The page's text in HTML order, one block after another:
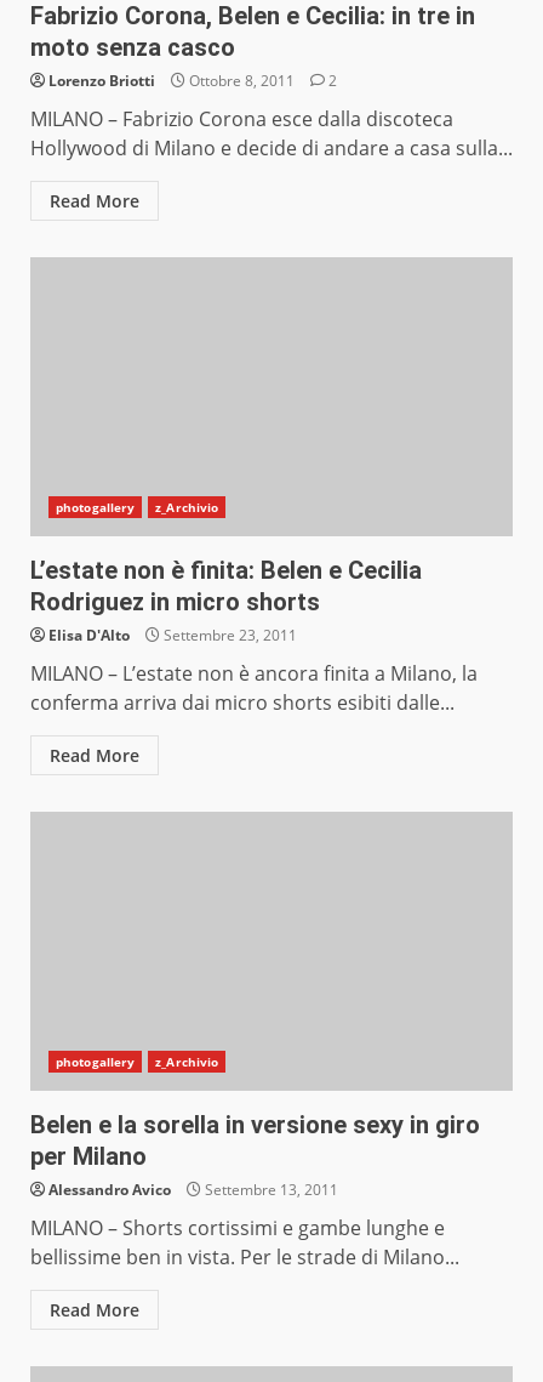
Fabrizio Corona, Belen e Cecilia: in tre in
moto senza casco
Lorenzo Briotti Ottobre 8, 2011 2
MILANO – Fabrizio Corona esce dalla discoteca
Hollywood di Milano e decide di andare a casa sulla...
Read More
photogallery z_Archivio
L’estate non è finita: Belen e Cecilia
Rodriguez in micro shorts
Elisa D'Alto Settembre 23, 2011
MILANO – L’estate non è ancora finita a Milano, la
conferma arriva dai micro shorts esibiti dalle...
Read More
photogallery z_Archivio
Belen e la sorella in versione sexy in giro
per Milano
Alessandro Avico Settembre 13, 2011
MILANO – Shorts cortissimi e gambe lunghe e
bellissime ben in vista. Per le strade di Milano...
Read More